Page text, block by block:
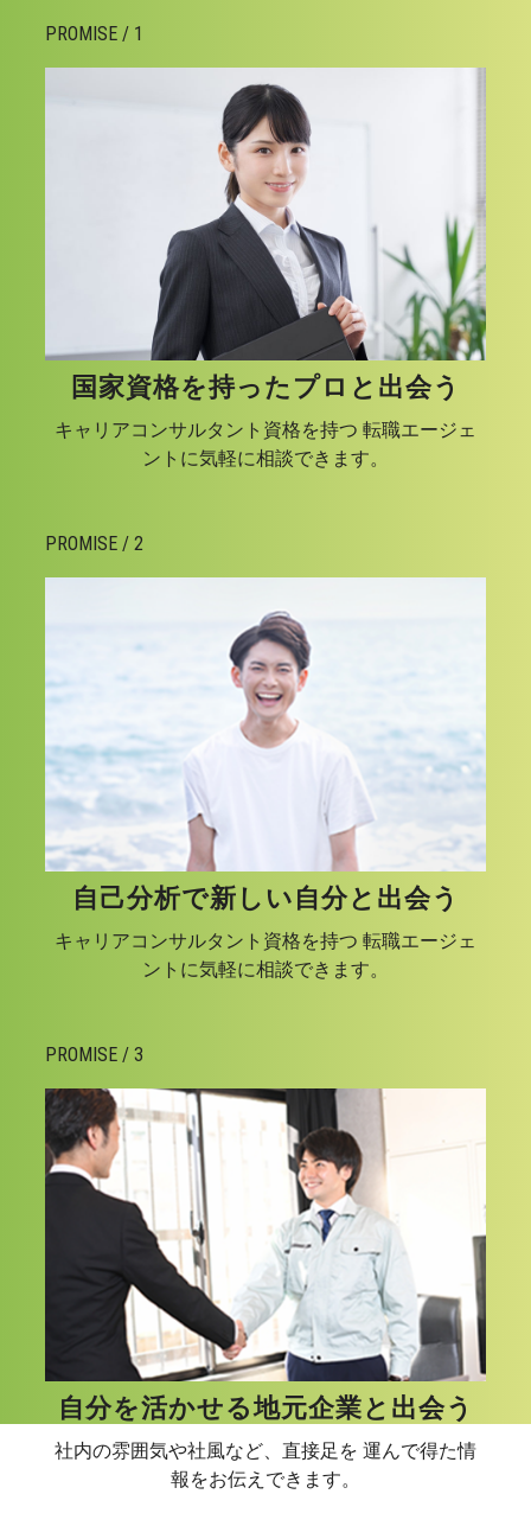
PROMISE / 1
国家資格を持ったプロと出会う
キャリアコンサルタント資格を持つ 転職エージェ
ントに気軽に相談できます。
PROMISE / 2
自己分析で新しい自分と出会う
キャリアコンサルタント資格を持つ 転職エージェ
ントに気軽に相談できます。
PROMISE / 3
自分を活かせる地元企業と出会う
社内の雰囲気や社風など、直接足を 運んで得た情
報をお伝えできます。